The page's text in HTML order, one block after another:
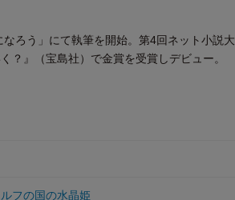
ろう」にて執筆を開始。第4回ネット小説大
？』（宝島社）で金賞を受賞しデビュー。
フの国の水晶姫